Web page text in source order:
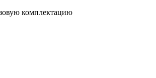
комплектацию